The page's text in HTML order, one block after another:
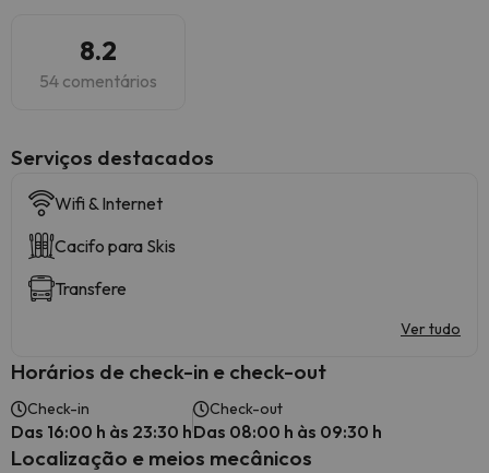
8.2
54 comentários
Serviços destacados
Wifi & Internet
Cacifo para Skis
Transfere
Ver tudo
Horários de check-in e check-out
Check-in
Das 16:00 h às 23:30 h
Check-out
Das 08:00 h às 09:30 h
Localização e meios mecânicos